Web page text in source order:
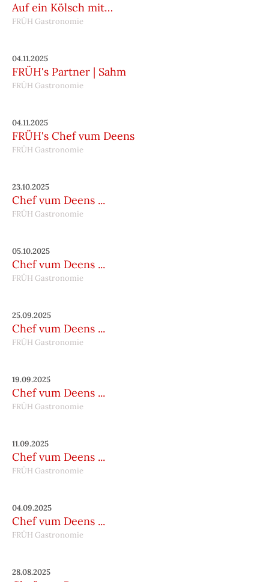
Auf ein Kölsch mit…
FRÜH Gastronomie
04.11.2025
FRÜH's Partner | Sahm
FRÜH Gastronomie
04.11.2025
FRÜH's Chef vum Deens
FRÜH Gastronomie
23.10.2025
Chef vum Deens ...
FRÜH Gastronomie
05.10.2025
Chef vum Deens ...
FRÜH Gastronomie
25.09.2025
Chef vum Deens ...
FRÜH Gastronomie
19.09.2025
Chef vum Deens ...
FRÜH Gastronomie
11.09.2025
Chef vum Deens ...
FRÜH Gastronomie
04.09.2025
Chef vum Deens ...
FRÜH Gastronomie
28.08.2025